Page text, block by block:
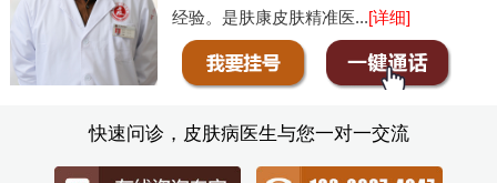
经验。是肤康皮肤精准医...[详细]
快速问诊，皮肤病医生与您一对一交流